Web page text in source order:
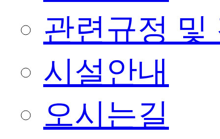
관련규정 및
시설안내
오시는길